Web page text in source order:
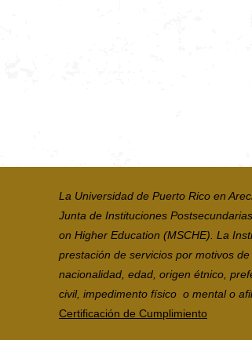
La Universidad de Puerto Rico en
Junta de Instituciones
on Higher Education (MSCHE). La
prestación de servicios por motivos
nacionalidad, edad, origen étnico,
civil, impedimento físico o mental o
Certificación de Cumplimiento